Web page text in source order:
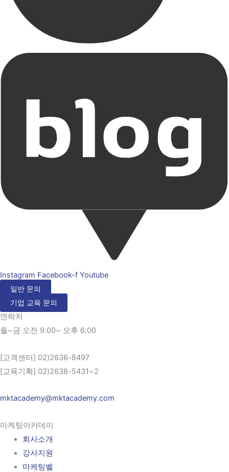
Instagram Facebook-f Youtube
일반 문의
기업 교육 문의
연락처
월~금 오전 9:00~ 오후 6:00
[고객센터] 02)2636-8497
[교육기획] 02)2638-5431~2
mktacademy@mktacademy.com
마케팅아카데미
회사소개
강사지원
마케팅벨